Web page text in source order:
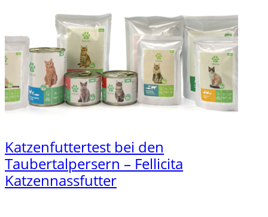
Katzenfuttertest bei den
Taubertalpersern – Fellicita
Katzennassfutter